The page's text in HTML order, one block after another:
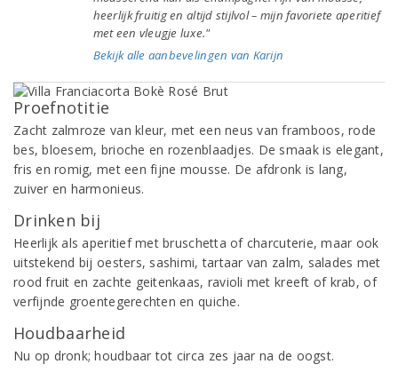
heerlijk fruitig en altijd stijlvol – mijn favoriete aperitief
met een vleugje luxe."
Bekijk alle aanbevelingen van Karijn
Proefnotitie
Zacht zalmroze van kleur, met een neus van framboos, rode
bes, bloesem, brioche en rozenblaadjes. De smaak is elegant,
fris en romig, met een fijne mousse. De afdronk is lang,
zuiver en harmonieus.
Drinken bij
Heerlijk als aperitief met bruschetta of charcuterie, maar ook
uitstekend bij oesters, sashimi, tartaar van zalm, salades met
rood fruit en zachte geitenkaas, ravioli met kreeft of krab, of
verfijnde groentegerechten en quiche.
Houdbaarheid
Nu op dronk; houdbaar tot circa zes jaar na de oogst.